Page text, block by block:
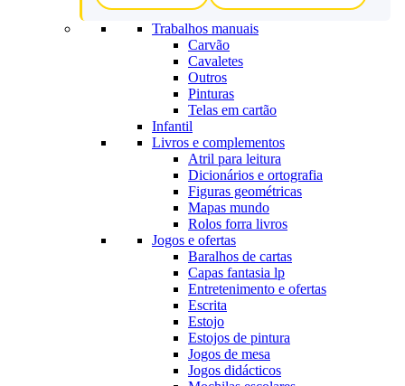
Trabalhos manuais
Carvão
Cavaletes
Outros
Pinturas
Telas em cartão
Infantil
Livros e complementos
Atril para leitura
Dicionários e ortografia
Figuras geométricas
Mapas mundo
Rolos forra livros
Jogos e ofertas
Baralhos de cartas
Capas fantasia lp
Entretenimento e ofertas
Escrita
Estojo
Estojos de pintura
Jogos de mesa
Jogos didácticos